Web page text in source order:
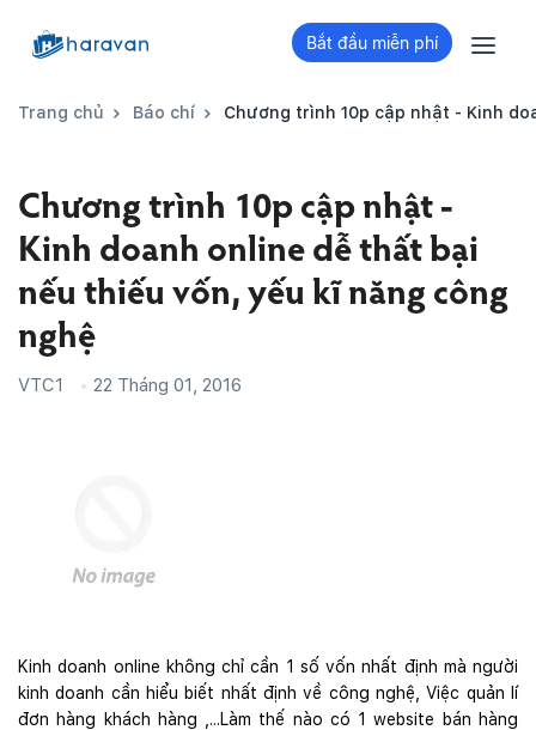
Bắt đầu miễn phí
Trang chủ Báo chí Chương trình 10p cập nhật - Kinh
Chương trình 10p cập nhật -
Kinh doanh online dễ thất bại
nếu thiếu vốn, yếu kĩ năng công
nghệ
VTC1 22 Tháng 01, 2016
Kinh doanh online không chỉ cần 1 số vốn nhất định mà người
kinh doanh cần hiểu biết nhất định về công nghệ, Việc quản lí
đơn hàng khách hàng ,...Làm thế nào có 1 website bán hàng